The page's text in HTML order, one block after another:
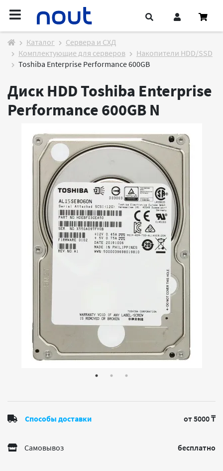
Каталог
Cервера и СХД
Комплектующие для серверов
Накопители HDD/SSD
Toshiba Enterprise Performance 600GB
Диск HDD Toshiba Enterprise
Performance 600GB N
Способы доставки от 5000 ₸
Самовывоз бесплатно